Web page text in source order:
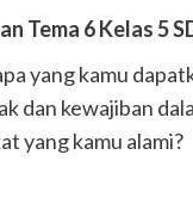
Tema 6 Kelas 5
yang kamu
dan kewajiban
yang kamu alami?